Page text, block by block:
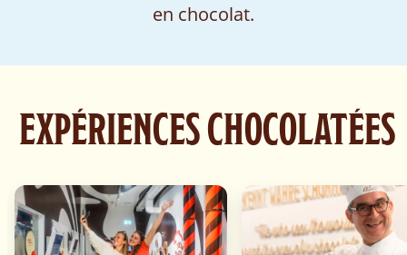
en chocolat.
EXPÉRIENCES CHOCOLATÉES